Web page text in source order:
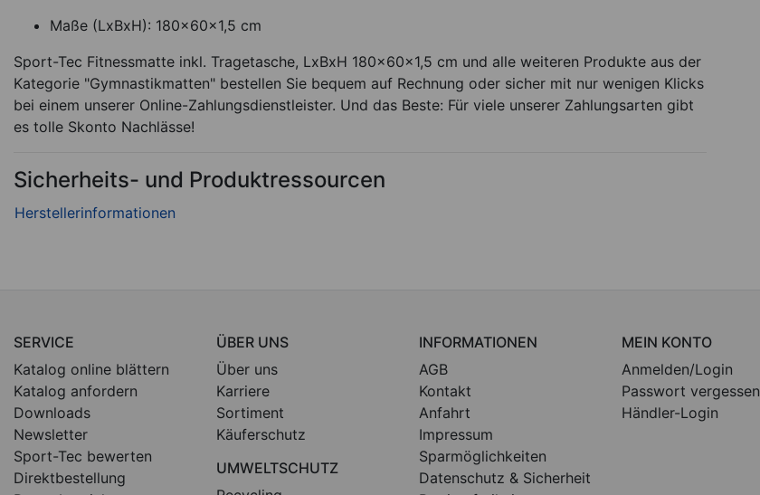
Maße (LxBxH): 180x60x1,5 cm
Sport-Tec Fitnessmatte inkl. Tragetasche, LxBxH 180x60x1,5 cm und alle weiteren Produkte aus der
Kategorie "Gymnastikmatten" bestellen Sie bequem auf Rechnung oder sicher mit nur wenigen Klicks
bei einem unserer Online-Zahlungsdienstleister. Und das Beste: Für viele unserer Zahlungsarten gibt
es tolle Skonto Nachlässe!
Sicherheits- und Produktressourcen
SERVICE
Katalog online blättern
Katalog anfordern
Downloads
Newsletter
Sport-Tec bewerten
Direktbestellung
ÜBER UNS
Über uns
Karriere
Sortiment
Käuferschutz
UMWELTSCHUTZ
INFORMATIONEN
AGB
Kontakt
Anfahrt
Impressum
Sparmöglichkeiten
Datenschutz & Sicherheit
MEIN KONTO
Anmelden/Login
Passwort vergessen
Händler-Login